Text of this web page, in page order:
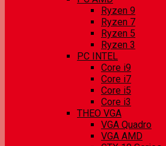
Ryzen 9
Ryzen 7
Ryzen 5
Ryzen 3
PC INTEL
Core i9
Core i7
Core i5
Core i3
THEO VGA
VGA Quadro
VGA AMD